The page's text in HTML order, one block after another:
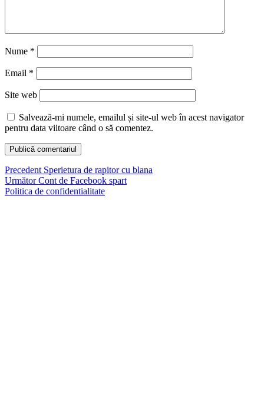
Nume *
Email *
Site web
Salvează-mi numele, emailul și site-ul web în acest navigator
pentru data viitoare când o să comentez.
Navigare
în
Precedent Articolul
anterior:
Sperietura de rapitor cu blana
Următor Articolul
următor:
Cont de Facebook spart
Politica de confidentialitate